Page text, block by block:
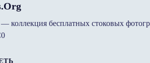
— коллекция бесплатных стоковых